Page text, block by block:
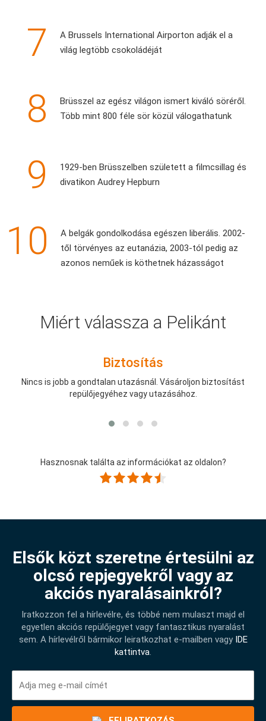
7
A Brussels International Airporton adják el a
világ legtöbb csokoládéját
8
Brüsszel az egész világon ismert kiváló söréről.
Több mint 800 féle sör közül válogathatunk
9
1929-ben Brüsszelben született a filmcsillag és
divatikon Audrey Hepburn
10
A belgák gondolkodása egészen liberális. 2002-
től törvényes az eutanázia, 2003-tól pedig az
azonos neműek is köthetnek házasságot
Miért válassza a Pelikánt
Biztosítás
Nincs is jobb a gondtalan utazásnál. Vásároljon biztosítást
repülőjegyéhez vagy utazásához.
Hasznosnak találta az információkat az oldalon?
Elsők közt szeretne értesülni az
olcsó repjegyekről vagy az
akciós nyaralásainkról?
Iratkozzon fel a hírlevélre, és többé nem mulaszt majd el
egyetlen akciós repülőjegyet vagy fantasztikus nyaralást
sem. A hírlevélről bármikor leiratkozhat e-mailben vagy IDE
kattintva.